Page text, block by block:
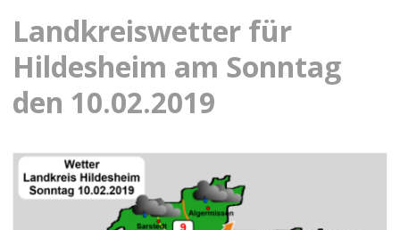
Landkreiswetter für
Hildesheim am Sonntag
den 10.02.2019